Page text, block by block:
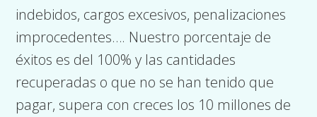
indebidos, cargos excesivos, penalizaciones
improcedentes…. Nuestro porcentaje de
éxitos es del 100% y las cantidades
recuperadas o que no se han tenido que
pagar, supera con creces los 10 millones de